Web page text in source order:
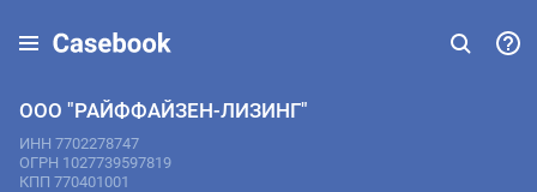
ООО "РАЙФФАЙЗЕН-ЛИЗИНГ"
ИНН 7702278747
ОГРН 1027739597819
КПП 770401001